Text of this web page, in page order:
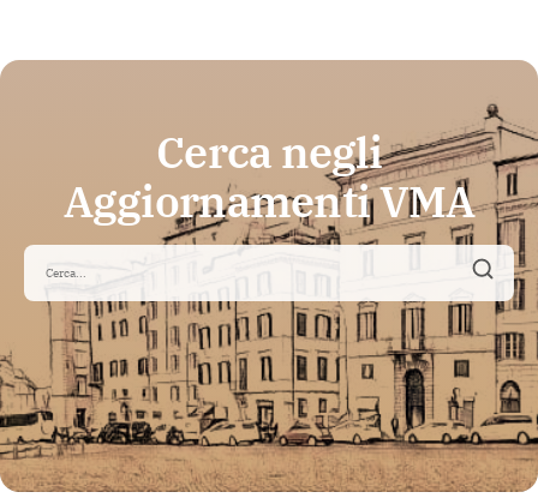
Cerca negli
Aggiornamenti VMA